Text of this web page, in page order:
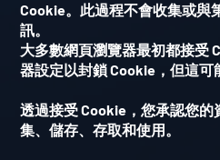
Cookie。此過程不會收集或與
訊。
大多數網頁瀏覽器最初都接受
器設定以封鎖Cookie ，但這可
透過接受Cookie ，您承認您
集、儲存、存取和使用。